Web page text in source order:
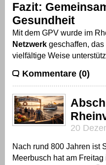
Fazit:
Gesundheit
Mit dem GPV wurde im
Netzwerk geschaffen,
vielfältige Weise
Kommentare (0)
20
Nach rund 800 Jahren ist
Meerbusch hat am